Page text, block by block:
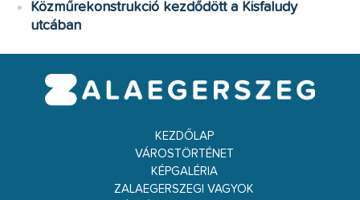
Közműrekonstrukció kezdődött a Kisfaludy
utcában
KEZDŐLAP
VÁROSTÖRTÉNET
KÉPGALÉRIA
ZALAEGERSZEGI VAGYOK